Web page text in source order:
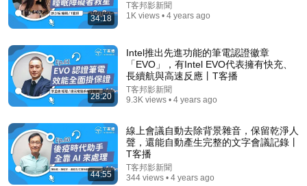
1:01:37
AI情人問世！我們還需要真實卻殘破的人類伴侶嗎？在
AI找情緒價值，小心被科技巨頭情感勒索？專訪鄧惠文
（精神科醫師、榮格心理分析師）
TFC 台灣事實查核中心 • 120K views
34:18
T客邦影新聞
1K views • 4 years ago
28:20
Intel推出先進功能的筆電認證徽章
「EVO」，有Intel EVO代表擁有快充、
長續航與高速反應丨T客播
T客邦影新聞
9.3K views • 4 years ago
44:55
線上會議自動去除背景雜音，保留乾淨人
聲，還能自動產生完整的文字會議記錄丨
T客播
T客邦影新聞
344 views • 4 years ago